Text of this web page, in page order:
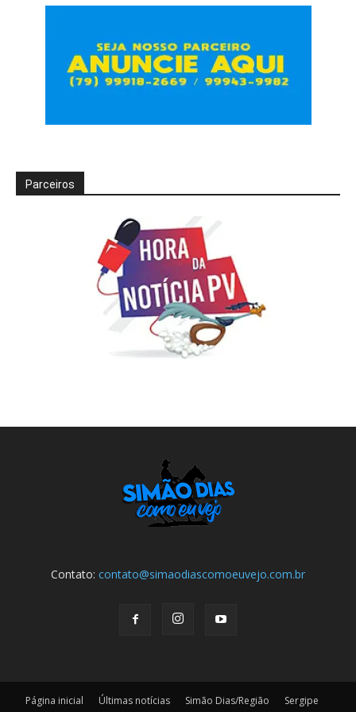
Parceiros
Contato: contato@simaodiascomoeuvejo.com.br
Página inicial Últimas notícias Simão Dias/Região
Sergipe